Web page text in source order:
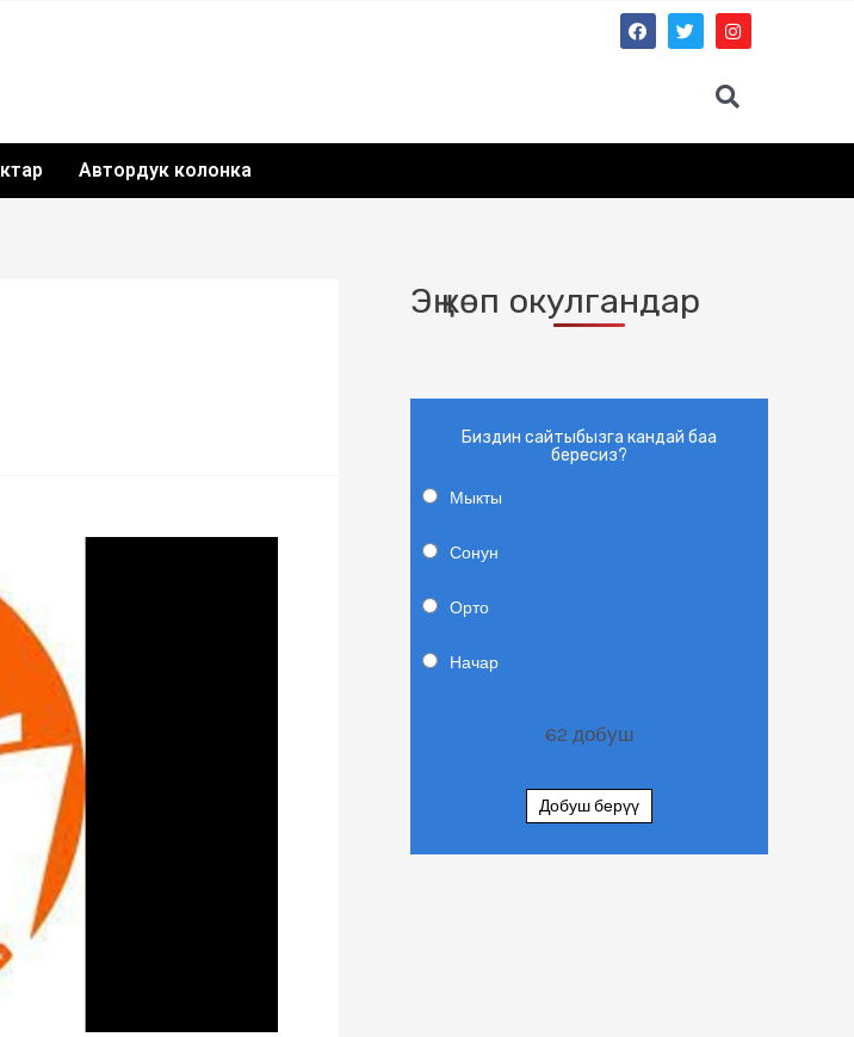
Автордук колонка
Эң көп окулгандар
Биздин сайтыбызга кандай баа
бересиз?
Мыкты
Сонун
Орто
Начар
62 добуш
Добуш берүү